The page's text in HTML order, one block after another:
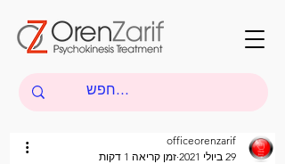
officeorenzarif
29 ביולי 2021
זמן קריאה 1 דקות